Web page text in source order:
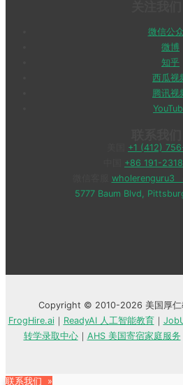
微信公
微博
知乎
西瓜视
腾讯视
+1 (412)
+86 191-
wholerenguru3
5777 Baum Blvd,
Copyright © 2010-2026 美国厚仁
FrogHire.ai｜ ReadyAI 人工智能教育｜
转学录取中心｜ AHS 美国寄宿家庭服务
联系我们 »